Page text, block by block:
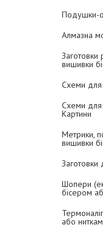
Подушки-
Алмазна
Заготовки
вишивки
Схеми для
Схеми для
Картини
Метрики,
вишивки
Шопери
бісером
або